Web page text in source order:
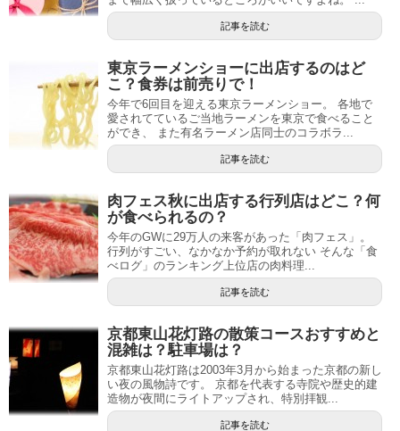
記事を読む
東京ラーメンショーに出店するのはど
こ？食券は前売りで！
今年で6回目を迎える東京ラーメンショー。 各地で
愛されてているご当地ラーメンを東京で食べること
ができ、 また有名ラーメン店同士のコラボラ...
記事を読む
肉フェス秋に出店する行列店はどこ？何
が食べられるの？
今年のGWに29万人の来客があった「肉フェス」。
行列がすごい、なかなか予約が取れない そんな「食
べログ」のランキング上位店の肉料理...
記事を読む
京都東山花灯路の散策コースおすすめと
混雑は？駐車場は？
京都東山花灯路は2003年3月から始まった京都の新し
い夜の風物詩です。 京都を代表する寺院や歴史的建
造物が夜間にライトアップされ、特別拝観...
記事を読む